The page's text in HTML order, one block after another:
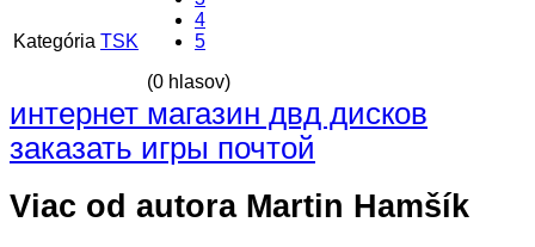
4
5
(0 hlasov)
Kategória TSK
интернет магазин двд дисков
заказать игры почтой
Viac od autora Martin Hamšík